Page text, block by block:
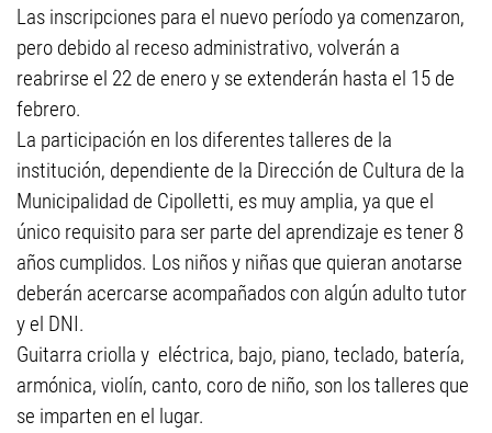
Las inscripciones para el nuevo período ya comenzaron,
pero debido al receso administrativo, volverán a
reabrirse el 22 de enero y se extenderán hasta el 15 de
febrero.
La participación en los diferentes talleres de la
institución, dependiente de la Dirección de Cultura de la
Municipalidad de Cipolletti, es muy amplia, ya que el
único requisito para ser parte del aprendizaje es tener 8
años cumplidos. Los niños y niñas que quieran anotarse
deberán acercarse acompañados con algún adulto tutor
y el DNI.
Guitarra criolla y eléctrica, bajo, piano, teclado, batería,
armónica, violín, canto, coro de niño, son los talleres que
se imparten en el lugar.